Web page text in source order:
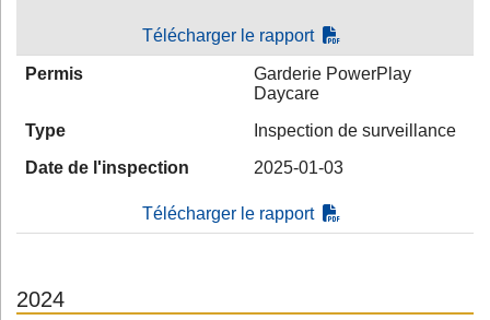
Télécharger le rapport
Permis
Garderie PowerPlay
Daycare
Type
Inspection de surveillance
Date de l'inspection
2025-01-03
Télécharger le rapport
2024